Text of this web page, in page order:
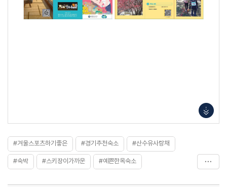
#겨울스포츠하기좋은 #경기추천숙소 #산수유사랑채
#숙박 #스키장이가까운 #예쁜한옥숙소